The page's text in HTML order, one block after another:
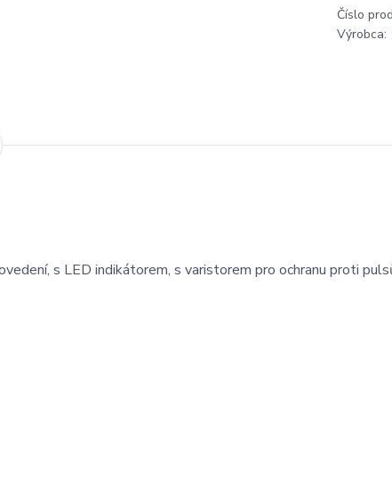
Číslo
Výrobca:
s LED indikátorem, s varistorem pro ochranu proti